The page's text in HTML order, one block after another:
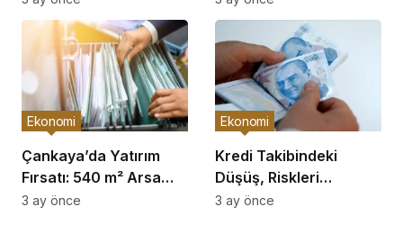
Çankaya’da Yatırım
Fırsatı: 540 m² Arsa
Satışı
Ekonomi
3 ay önce
Kredi Takibindeki
Düşüş, Riskleri
Artırıyor!
Ekonomi
3 ay önce